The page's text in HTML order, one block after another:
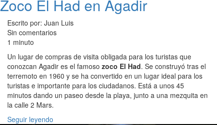
Zoco El Had en Agadir
Escrito por: Juan Luis
Sin comentarios
1 minuto
Un lugar de compras de visita obligada para los turistas que
conozcan Agadir es el famoso zoco El Had. Se construyó tras el
terremoto en 1960 y se ha convertido en un lugar ideal para los
turistas e importante para los ciudadanos. Está a unos 45
minutos dando un paseo desde la playa, junto a una mezquita en
la calle 2 Mars.
Seguir leyendo